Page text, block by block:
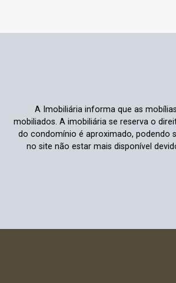
A Imobiliária informa que as
mobiliados. A imobiliária se reserva o
do condomínio é aproximado, podendo
no site não estar mais disponível